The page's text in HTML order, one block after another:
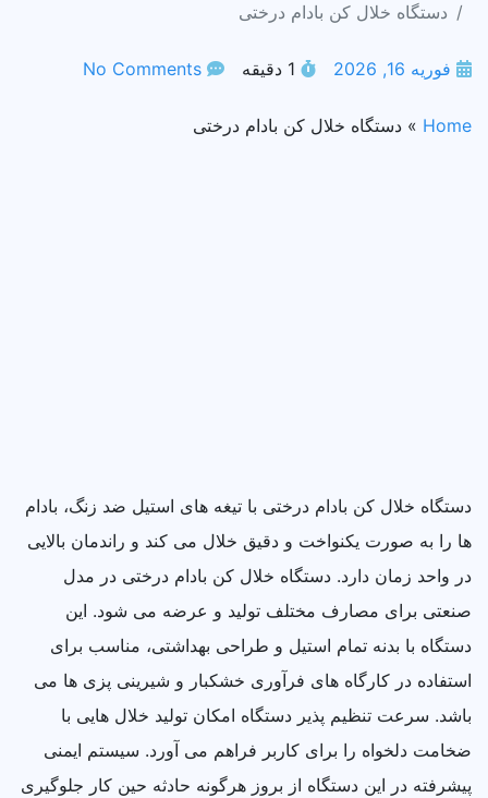
دستگاه خلال کن بادام درختی
فوریه 16, 2026 1 دقیقه No Comments
Home
» دستگاه خلال کن بادام درختی
دستگاه خلال کن بادام درختی با تیغه های استیل ضد زنگ، بادام
ها را به صورت یکنواخت و دقیق خلال می کند و راندمان بالایی
در واحد زمان دارد. دستگاه خلال کن بادام درختی در مدل
صنعتی برای مصارف مختلف تولید و عرضه می شود. این
دستگاه با بدنه تمام استیل و طراحی بهداشتی، مناسب برای
استفاده در کارگاه های فرآوری خشکبار و شیرینی پزی ها می
باشد. سرعت تنظیم پذیر دستگاه امکان تولید خلال هایی با
ضخامت دلخواه را برای کاربر فراهم می آورد. سیستم ایمنی
پیشرفته در این دستگاه از بروز هرگونه حادثه حین کار جلوگیری